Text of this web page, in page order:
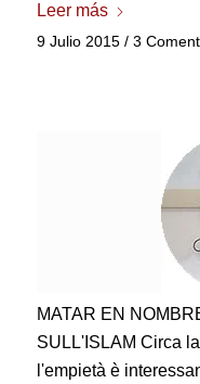
Leer más
9 Julio 2015 / 3
MATAR EN
SULL'ISLAM Circa
l'empietà è